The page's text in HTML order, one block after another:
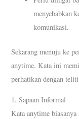
menyebabkan
komunikasi.
Sekarang menuju ke
anytime. Kata ini
perhatikan dengan
1. Sapaan Informal
Kata anytime